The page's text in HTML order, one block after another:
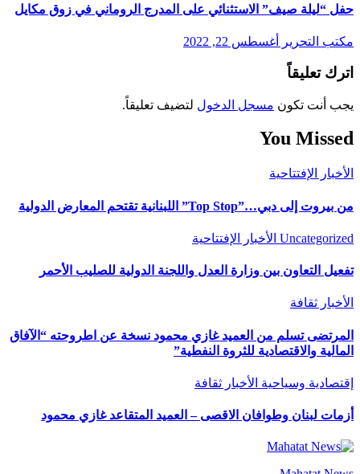
حفل “ليلة صيف” الاستثنائي على المدرج الروماني في زوق مكايل
مكتب التحرير أغسطس 22, 2022
اترك تعليقاً
يجب أنت تكون مسجل الدخول لتضيف تعليقاً.
You Missed
الأخبار الإفتتاحية
من بيروت إلى دبي…”Top Stop” اللبنانية تقتحم المعارض الدولية
Uncategorized الأخبار الإفتتاحية
تفعيل التعاون بين وزارة العدل واللجنة الدولية للصليب الأحمر
الأخبار ثقافة
المرتضى تسلم من العميد غازي محمود نسخة عن اطروحته “الآفاق
المالية والاقتصادية للثروة النفطية”
إقتصادية وسياحية الأخبار ثقافة
أزمات لبنان وطوافان الاقصى – العميد المتقاعد غازي محمود